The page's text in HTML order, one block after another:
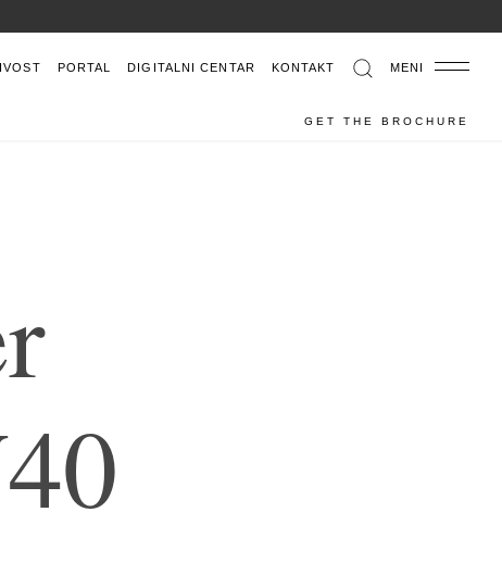
PORTAL DIGITALNI CENTAR KONTAKT MENI
GET THE BROCHURE
r
40